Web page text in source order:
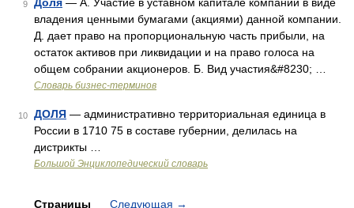
9
владения ценными бумагами (акциями) данной компании.
Д. дает право на пропорциональную часть прибыли, на
остаток активов при ликвидации и на право голоса на
общем собрании акционеров. Б. Вид участия&#8230; …
Словарь бизнес-терминов
10 ДОЛЯ — административно территориальная единица в
России в 1710 75 в составе губернии, делилась на
дистрикты …
Большой Энциклопедический словарь
Страницы Следующая →